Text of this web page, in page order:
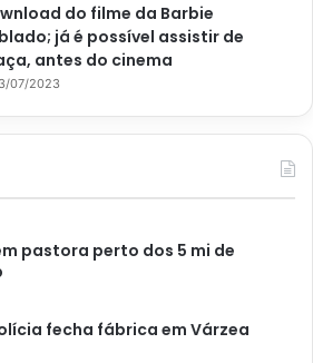
ser servido quente ou frio. A
pode comer com um pouco de
fresco.
Avalie este post post
de cranberry e laranja
fazer scones de cranberry e
laranja
do filme da Barbie
já é possível assistir de
antes do cinema
07/2023
pastora perto dos 5 mi de
fecha fábrica em Várzea